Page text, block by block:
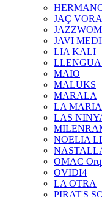
JAÇ
JAVI
LIA KALI
LLENGUA
MAIO
MALUKS
MARALA
LA MARIA
LAS
NOELIA
OMAC
OVIDI4
LA OTRA
PIRAT'S